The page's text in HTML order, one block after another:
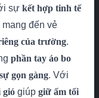
sự kết hợp tinh tế
mang đến vẻ
của trường.
phần tay áo bo
gọn gàng. Với
gió giúp giữ ấm tối